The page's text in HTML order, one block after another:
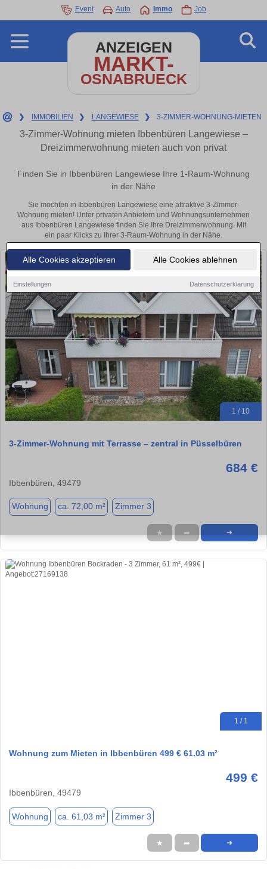
Alle Cookies akzeptieren Alle Cookies ablehnen
Einstellungen Datenschutzerklärung
Event Auto Immo Job
ANZEIGEN
MARKT-
OSNABRUECK
❯ IMMOBILIEN ❯ LANGEWIESE ❯ 3-ZIMMER-WOHNUNG-MIETEN
3-Zimmer-Wohnung mieten Ibbenbüren Langewiese –
Dreizimmerwohnung mieten auch von privat
Finden Sie in Ibbenbüren Langewiese Ihre 1-Raum-Wohnung
in der Nähe
Sie möchten in Ibbenbüren Langewiese eine attraktive 3-Zimmer-
Wohnung mieten! Unter privaten Anbietern und Wohnungsunternehmen
aus Ibbenbüren Langewiese finden Sie Ihre Dreizimmerwohnung. Mit
ein paar Klicks zu Ihrer 3-Raum-Wohnung in der Nähe.
1 / 10
3-Zimmer-Wohnung mit Terrasse – zentral in Püsselbüren
684 €
Ibbenbüren, 49479
Wohnung ca. 72,00 m² Zimmer 3
★ ➦ ➜
1 / 1
Wohnung zum Mieten in Ibbenbüren 499 € 61.03 m²
499 €
Ibbenbüren, 49479
Wohnung ca. 61,03 m² Zimmer 3
★ ➦ ➜